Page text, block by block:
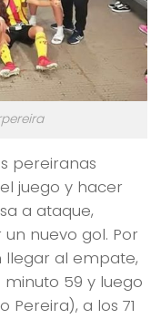
pereiranas
juego y hacer
a ataque,
nuevo gol. Por
llegar al empate,
59 y luego
Pereira), a los 71